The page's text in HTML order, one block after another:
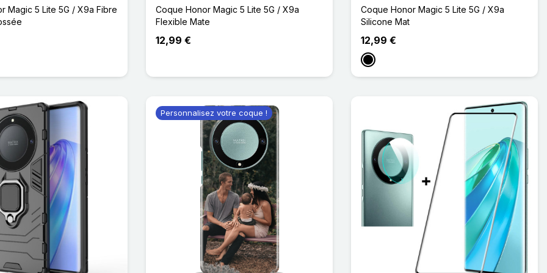
Magic 5 Lite 5G / X9a Fibre
Coque Honor Magic 5 Lite 5G / X9a
Flexible Mate
12,99 €
Coque Honor Magic 5 Lite 5G / X9a
Silicone Mat
12,99 €
Noir
Personnalisez votre coque !